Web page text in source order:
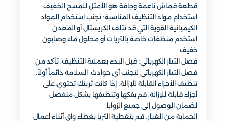
قطعة قماش ناعمة وجافة هو الأمثل للمسح الخفيف.
استخدام مواد التنظيف المناسبة: تجنب استخدام المواد
الكيميائية القوية التي قد تتلف الكريستال أو المعدن.
استخدم منظفات خاصة بالثريات أو محلول ماء وصابون
خفيف.
فصل التيار الكهربائي: قبل البدء بعملية التنظيف، تأكد من
فصل التيار الكهربائي لتجنب أي حوادث. السلامة دائماً أولاً.
تنظيف الأجزاء القابلة للإزالة: إذا كانت ثريتك تحتوي على
أجزاء قابلة للإزالة، قم بفكها وتنظيفها بشكل منفصل
لضمان الوصول إلى جميع الزوايا.
الحماية من الغبار: قم بتغطية الثريا بغطاء واقٍ أثناء أعمال